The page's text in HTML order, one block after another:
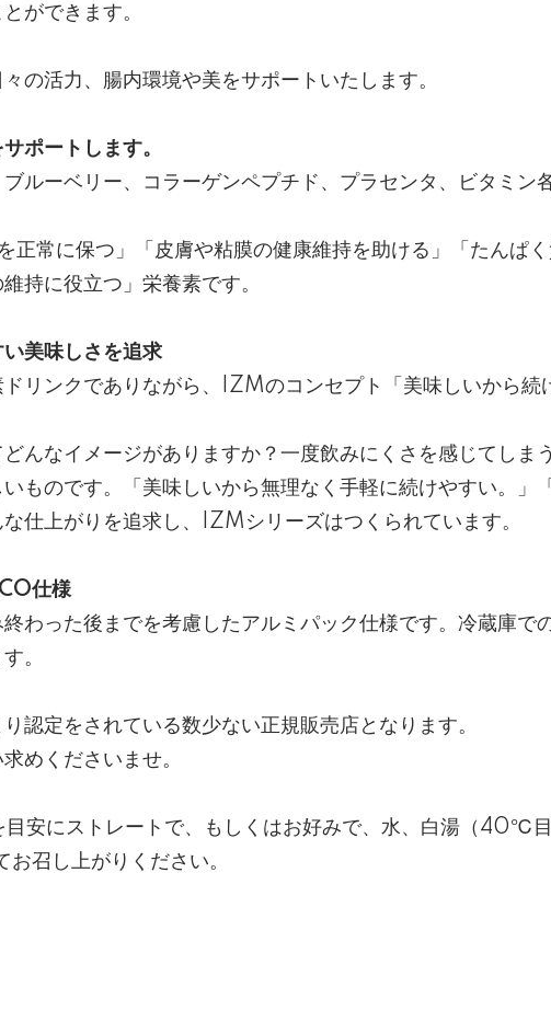
ができます。
の活力、腸内環境や美をサポートいたします。
ポートします。
ルーベリー、コラーゲンペプチド、プラセンタ、ビタミン
正常に保つ」「皮膚や粘膜の健康維持を助ける」「たんぱ
持に役立つ」栄養素です。
美味しさを追求
リンクでありながら、IZMのコンセプト「美味しいから続
んなイメージがありますか？一度飲みにくさを感じてしま
ものです。「美味しいから無理なく手軽に続けやすい。」
仕上がりを追求し、IZMシリーズはつくられています。
仕様
わった後までを考慮したアルミパック仕様です。冷蔵庫で
。
認定をされている数少ない正規販売店となります。
めくださいませ。
目安にストレートで、もしくはお好みで、水、白湯（40℃
召し上がりください。